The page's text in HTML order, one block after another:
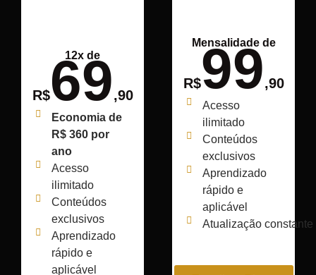
12x de
R$69,90
Economia de
R$ 360 por
ano
Acesso
ilimitado
Conteúdos
exclusivos
Aprendizado
rápido e
aplicável
Mensalidade de
R$99,90
Acesso
ilimitado
Conteúdos
exclusivos
Aprendizado
rápido e
aplicável
Atualização constante